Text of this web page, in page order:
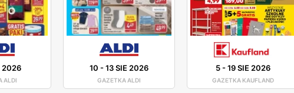
2026
ALDI
10 -13 SIE 2026
GAZETKA ALDI
5-19 SIE 2026
GAZETKA KAUFLAND